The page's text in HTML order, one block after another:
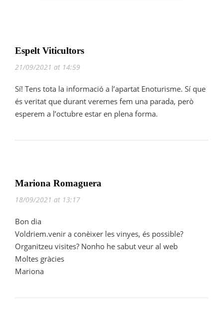
Espelt Viticultors
21/09/2021 at 14:59
Sí! Tens tota la informació a l’apartat Enoturisme. Sí que
és veritat que durant veremes fem una parada, però
esperem a l’octubre estar en plena forma.
Mariona Romaguera
18/09/2021 at 13:17
Bon dia
Voldriem.venir a conèixer les vinyes, és possible?
Organitzeu visites? Nonho he sabut veur al web
Moltes gràcies
Mariona